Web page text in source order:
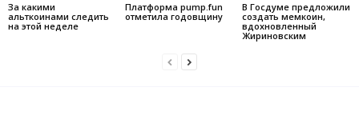
За какими
альткоинами следить
на этой неделе
Платформа pump.fun
отметила годовщину
В Госдуме предложили
создать мемкоин,
вдохновленный
Жириновским